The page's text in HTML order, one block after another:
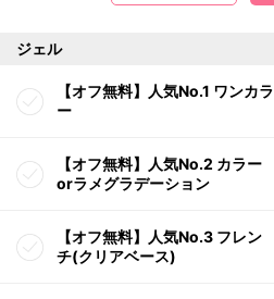
ジェル
【オフ無料】人気No.1 ワンカラ
ー
【オフ無料】人気No.2 カラー
orラメグラデーション
【オフ無料】人気No.3 フレン
チ(クリアベース)